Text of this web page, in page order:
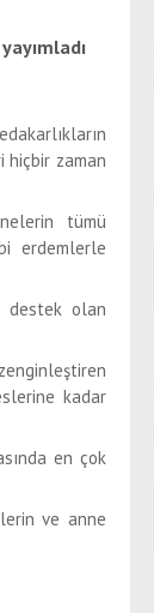
hiçbir zaman
tümü
erdemlerle
destek olan
kadar
en çok
ve anne